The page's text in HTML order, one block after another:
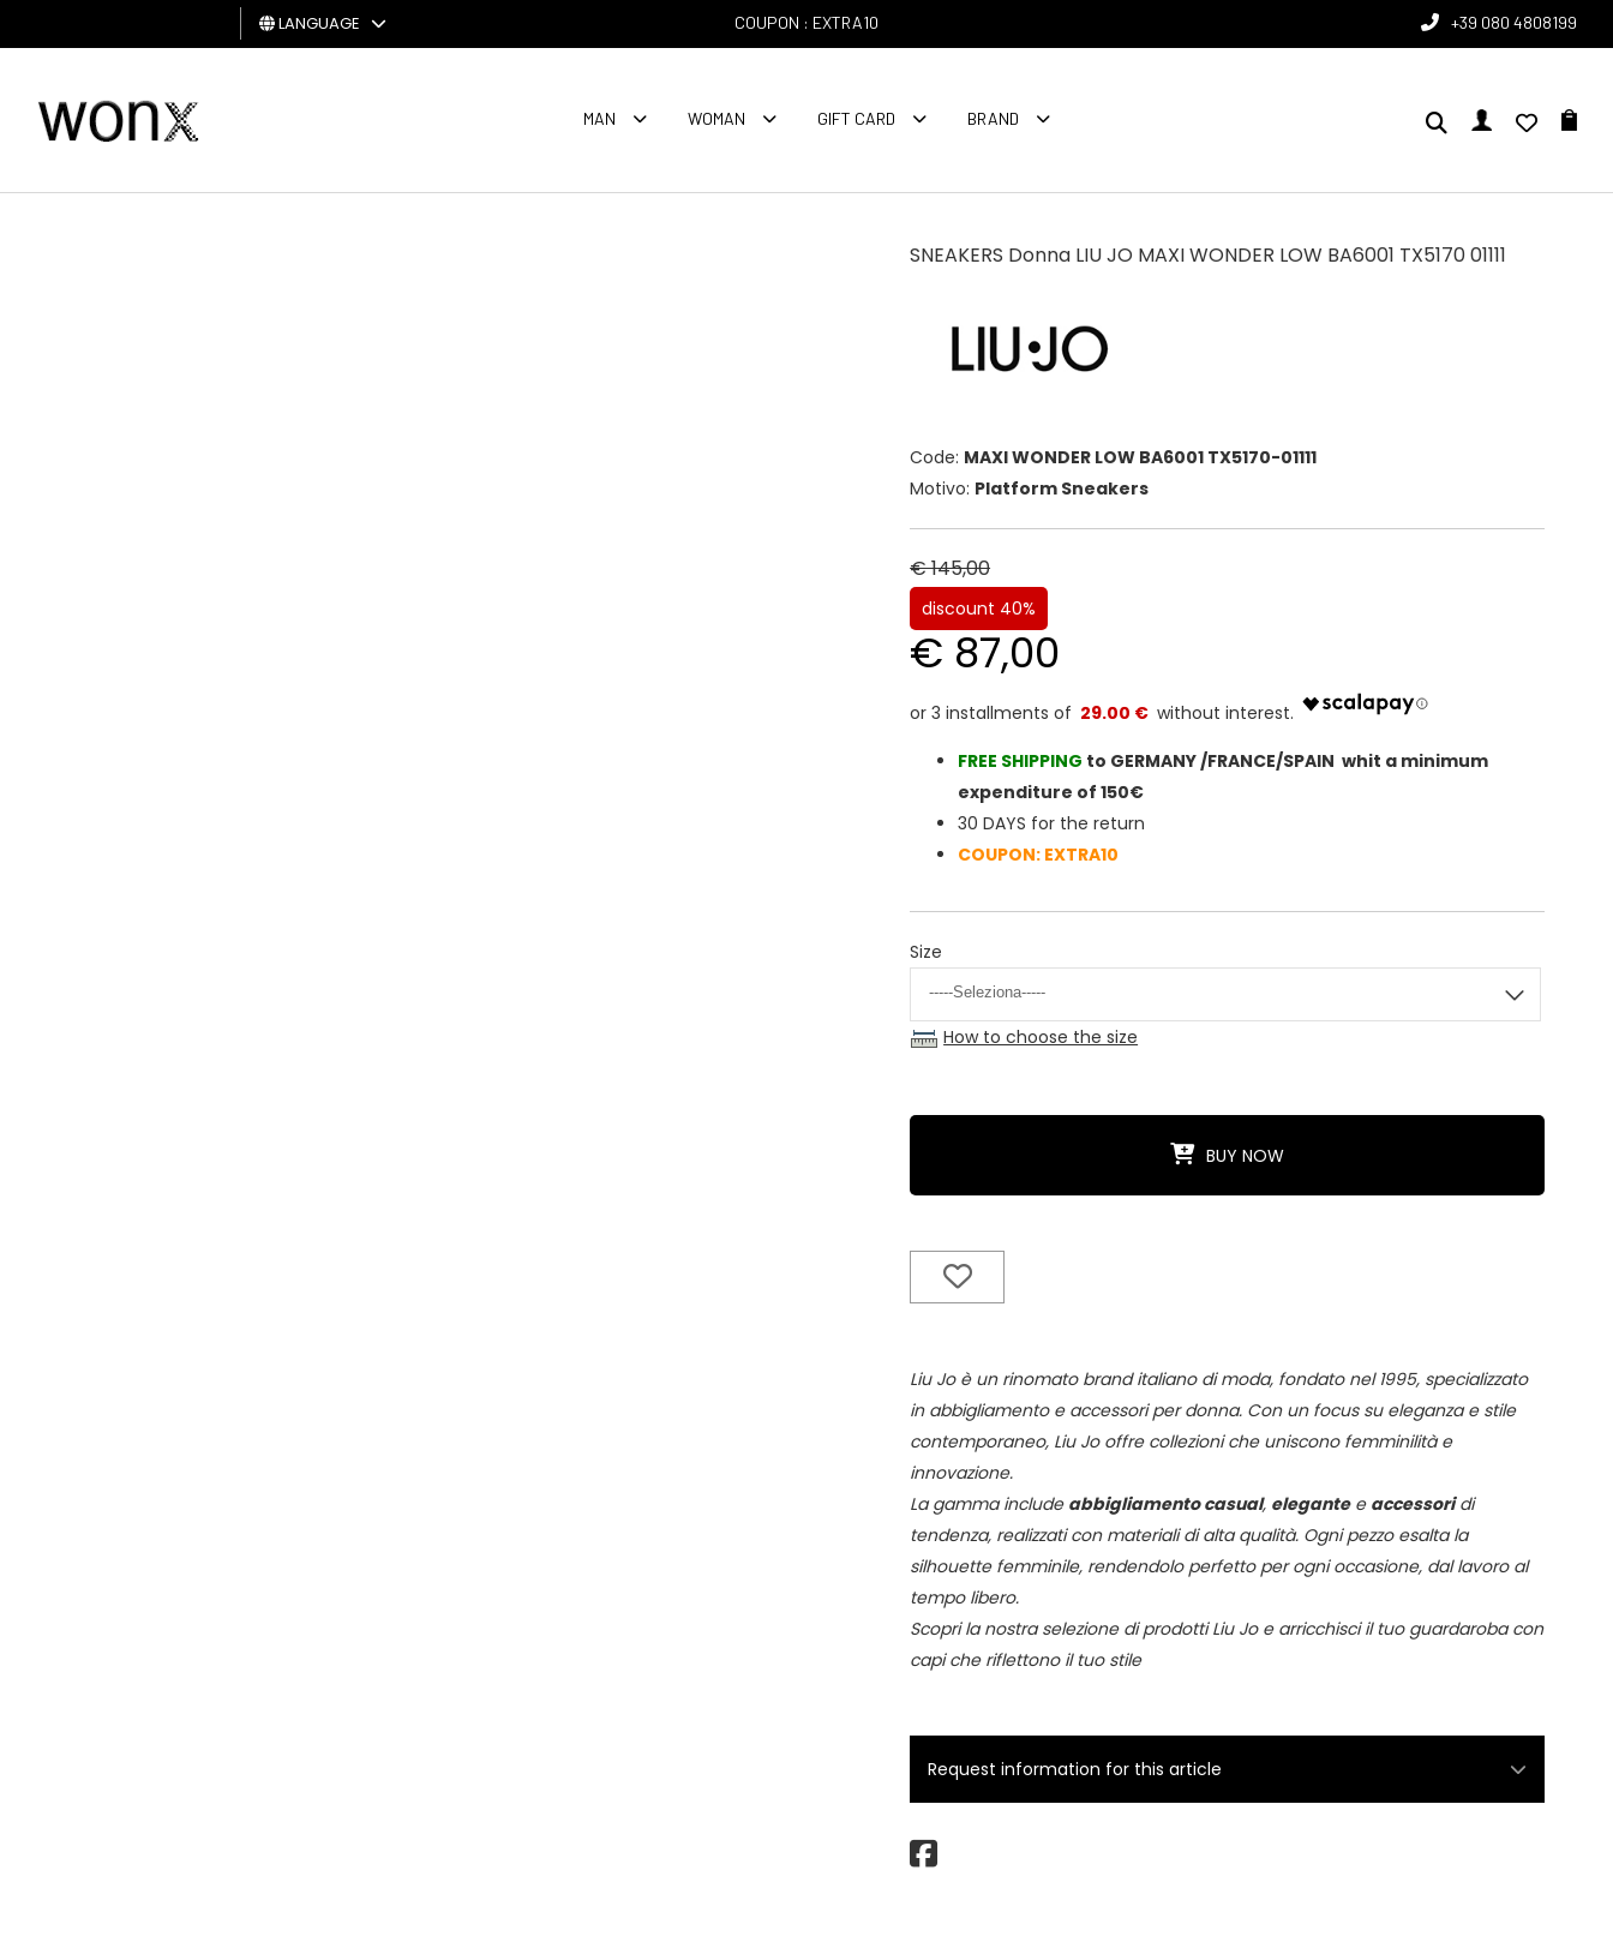
MAN
LANGUAGE COUPON : EXTRA10 +39 080 4808199
MAN WOMAN GIFT CARD BRAND
SNEAKERS Donna LIU JO MAXI WONDER LOW BA6001 TX5170 01111
Code: MAXI WONDER LOW BA6001 TX5170-01111
Motivo: Platform Sneakers
€ 145,00
discount 40%
€ 87,00
29.00 €
FREE SHIPPING to GERMANY /FRANCE/SPAIN whit a minimum
expenditure of 150€
30 DAYS for the return
COUPON: EXTRA10
Size
How to choose the size
BUY NOW
Liu Jo è un rinomato brand italiano di moda, fondato nel 1995, specializzato
in abbigliamento e accessori per donna. Con un focus su eleganza e stile
contemporaneo, Liu Jo offre collezioni che uniscono femminilità e
innovazione.
La gamma include abbigliamento casual, elegantee accessoridi
tendenza, realizzati con materiali di alta qualità. Ogni pezzo esalta la
silhouette femminile, rendendolo perfetto per ogni occasione, dal lavoro al
tempo libero.
Scopri la nostra selezione di prodotti Liu Jo e arricchisci il tuo guardaroba con
capi che riflettono il tuo stile
Request information for this article